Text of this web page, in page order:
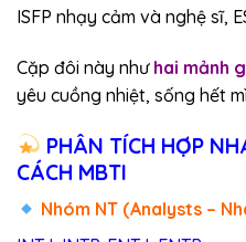
ISFP nhạy cảm và nghệ sĩ,
Cặp đôi này như hai mảnh
yêu cuồng nhiệt, sống hết
PHÂN TÍCH HỢP
CÁCH MBTI
Nhóm NT (Analysts –